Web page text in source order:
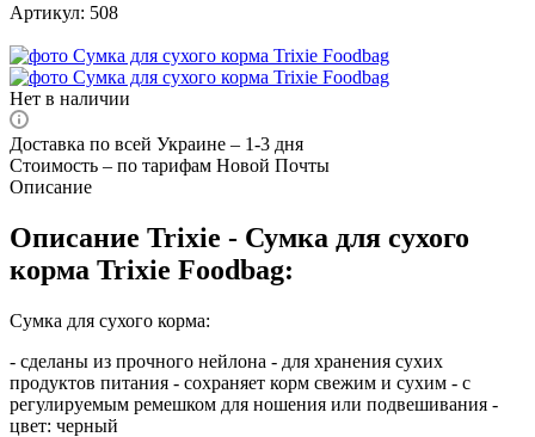
Артикул: 508
Нет в наличии
Доставка по всей Украине – 1-3 дня
Стоимость – по тарифам Новой Почты
Описание
Описание Trixie - Сумка для сухого
корма Trixie Foodbag:
Сумка для сухого корма:
- сделаны из прочного нейлона - для хранения сухих
продуктов питания - сохраняет корм свежим и сухим - с
регулируемым ремешком для ношения или подвешивания -
цвет: черный